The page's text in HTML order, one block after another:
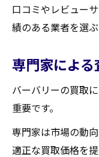
口コミやレビュー
績のある業者を選
専門家によ
バーバリーの買取
重要です。
専門家は市場の動
適正な買取価格を